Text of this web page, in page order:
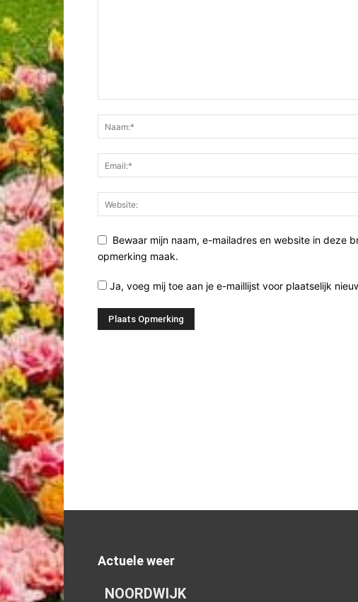
Bewaar mijn naam, e-mailadres en website in deze
opmerking maak.
Ja, voeg mij toe aan je e-maillijst voor plaatselijk
Actuele weer
NOORDWIJK